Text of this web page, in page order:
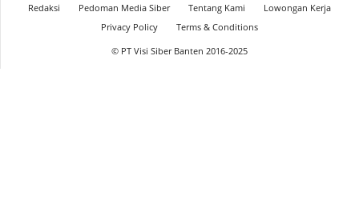
Redaksi Pedoman Media Siber Tentang Kami
Lowongan Kerja
Privacy Policy
Terms & Conditions
© PT Visi Siber Banten 2016-2025